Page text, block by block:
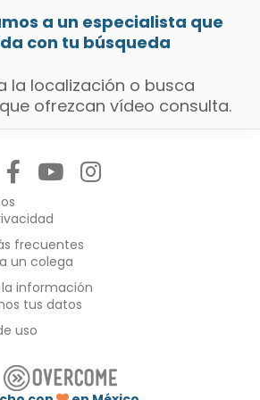
a un especialista que
con tu búsqueda
la localización o busca
ofrezcan vídeo consulta.
frecuentes
un colega
información
tus datos
uso